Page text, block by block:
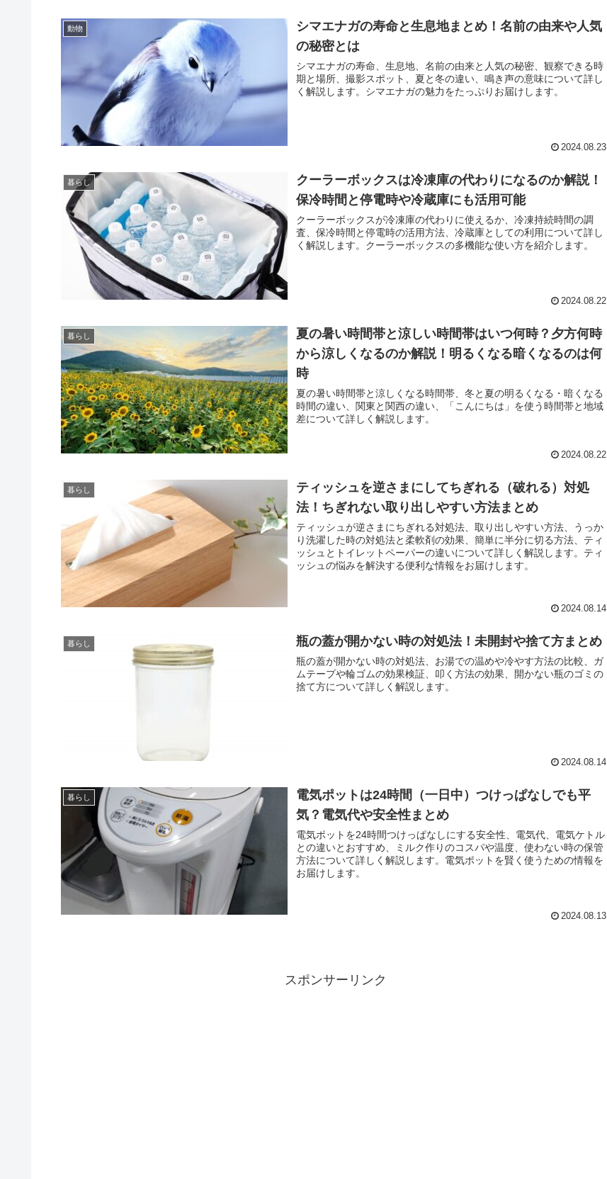
動物
シマエナガの寿命と生息地まとめ！名前の由来や人気
の秘密とは
シマエナガの寿命、生息地、名前の由来と人気の秘密、観察できる時
期と場所、撮影スポット、夏と冬の違い、鳴き声の意味について詳し
く解説します。シマエナガの魅力をたっぷりお届けします。
2024.08.23
暮らし
クーラーボックスは冷凍庫の代わりになるのか解説！
保冷時間と停電時や冷蔵庫にも活用可能
クーラーボックスが冷凍庫の代わりに使えるか、冷凍持続時間の調
査、保冷時間と停電時の活用方法、冷蔵庫としての利用について詳し
く解説します。クーラーボックスの多機能な使い方を紹介します。
2024.08.22
暮らし
夏の暑い時間帯と涼しい時間帯はいつ何時？夕方何時
から涼しくなるのか解説！明るくなる暗くなるのは何
時
夏の暑い時間帯と涼しくなる時間帯、冬と夏の明るくなる・暗くなる
時間の違い、関東と関西の違い、「こんにちは」を使う時間帯と地域
差について詳しく解説します。
2024.08.22
暮らし
ティッシュを逆さまにしてちぎれる（破れる）対処
法！ちぎれない取り出しやすい方法まとめ
ティッシュが逆さまにちぎれる対処法、取り出しやすい方法、うっか
り洗濯した時の対処法と柔軟剤の効果、簡単に半分に切る方法、ティ
ッシュとトイレットペーパーの違いについて詳しく解説します。ティ
ッシュの悩みを解決する便利な情報をお届けします。
2024.08.14
暮らし 瓶の蓋が開かない時の対処法！未開封や捨て方まとめ
瓶の蓋が開かない時の対処法、お湯での温めや冷やす方法の比較、ガ
ムテープや輪ゴムの効果検証、叩く方法の効果、開かない瓶のゴミの
捨て方について詳しく解説します。
2024.08.14
暮らし
電気ポットは24時間（一日中）つけっぱなしでも平
気？電気代や安全性まとめ
電気ポットを24時間つけっぱなしにする安全性、電気代、電気ケトル
との違いとおすすめ、ミルク作りのコスパや温度、使わない時の保管
方法について詳しく解説します。電気ポットを賢く使うための情報を
お届けします。
2024.08.13
スポンサーリンク